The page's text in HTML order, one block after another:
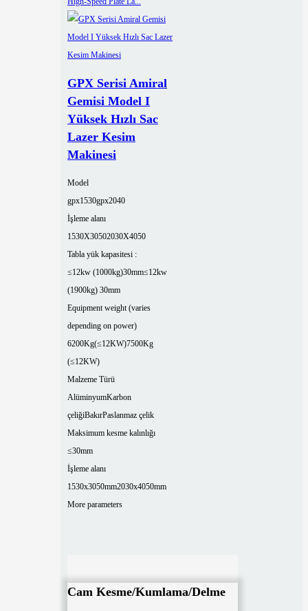
GPX Serisi Amiral
Gemisi Model I
Yüksek Hızlı Sac
Lazer Kesim
Makinesi
Model
gpx1530gpx2040
İşleme alanı
1530X30502030X4050
Tabla yük kapasitesi :
≤12kw (1000kg)30mm≤12kw
(1900kg) 30mm
Equipment weight (varies
depending on power)
6200Kg(≤12KW)7500Kg
(≤12KW)
Malzeme Türü
AlüminyumKarbon
çeliğiBakırPaslanmaz çelik
Maksimum kesme kalınlığı
≤30mm
İşleme alanı
1530x3050mm2030x4050mm
More parameters
Cam Kesme/Kumlama/Delme